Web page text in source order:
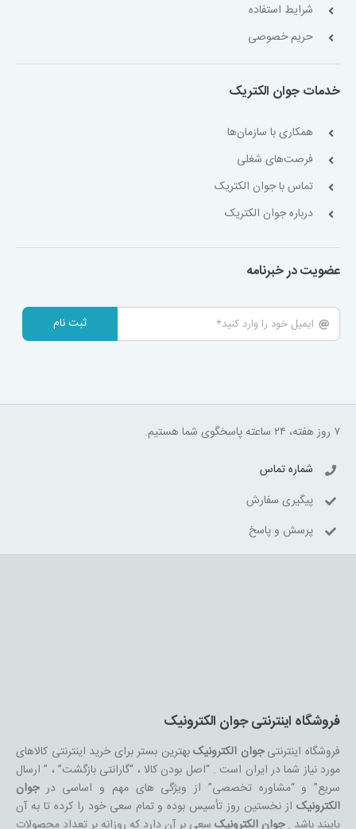
شرایط استفاده
حریم خصوصی
خدمات جوان الکتریک
همکاری با سازمان‌ها
فرصت‌های شغلی
تماس با جوان الکتریک
درباره جوان الکتریک
عضویت در خبرنامه
ثبت نام
۷ روز هفته، ۲۴ ساعته پاسخگوی شما هستیم.
شماره تماس
پیگیری سفارش
پرسش و پاسخ
فروشگاه اینترنتی جوان الکترونیک
فروشگاه اینترنتیجوان الکترونیکبهترین بستر برای خرید اینترنتی کالاهای
مورد نیاز شما در ایران است . “اصل بودن کالا ، “گارانتی بازگشت” ، ” ارسال
سریع” و “مشاوره تخصصی” از ویژگی های مهم و اساسی درجوان
الکترونیکاز نخستین روز تأسیس بوده و تمام سعی خود را کرده تا به آن
پایبند باشد .جوان الکترونیکسعی بر آن دارد که روزانه بر تعداد محصولات